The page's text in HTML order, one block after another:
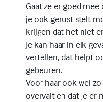
Gaat ze er goed
je ook gerust stelt
krijgen dat het niet
Je kan haar in elk
vertellen, dat helpt
gebeuren.
Voor haar ook wel
overvalt en dat je er